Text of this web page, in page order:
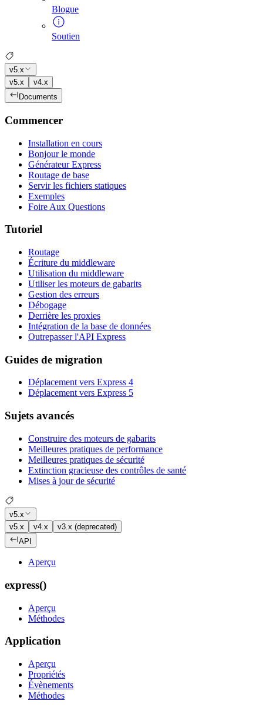
Blogue
Soutien
v5.x
v5.x
v4.x
Documents
Commencer
Installation en cours
Bonjour le monde
Générateur Express
Routage de base
Servir les fichiers statiques
Exemples
Foire Aux Questions
Tutoriel
Routage
Écriture du middleware
Utilisation du middleware
Utiliser les moteurs de gabarits
Gestion des erreurs
Débogage
Derrière les proxies
Intégration de la base de données
Outrepasser l'API Express
Guides de migration
Déplacement vers Express 4
Déplacement vers Express 5
Sujets avancés
Construire des moteurs de gabarits
Meilleures pratiques de performance
Meilleures pratiques de sécurité
Extinction gracieuse des contrôles de santé
Mises à jour de sécurité
v5.x
v5.x
v4.x
v3.x (deprecated)
API
Aperçu
express()
Aperçu
Méthodes
Application
Aperçu
Propriétés
Évènements
Méthodes